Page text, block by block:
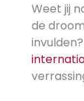
Weet jij
de